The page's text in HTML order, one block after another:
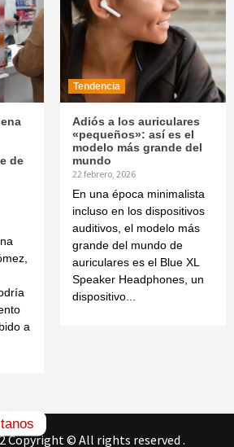
de
a
Tendencia
Adiós a los auriculares
«pequeños»: así es el
modelo más grande del
mundo
22 febrero, 2026
En una época minimalista
incluso en los dispositivos
auditivos, el modelo más
grande del mundo de
auriculares es el Blue XL
Speaker Headphones, un
dispositivo...
Copyright © All rights reserved .